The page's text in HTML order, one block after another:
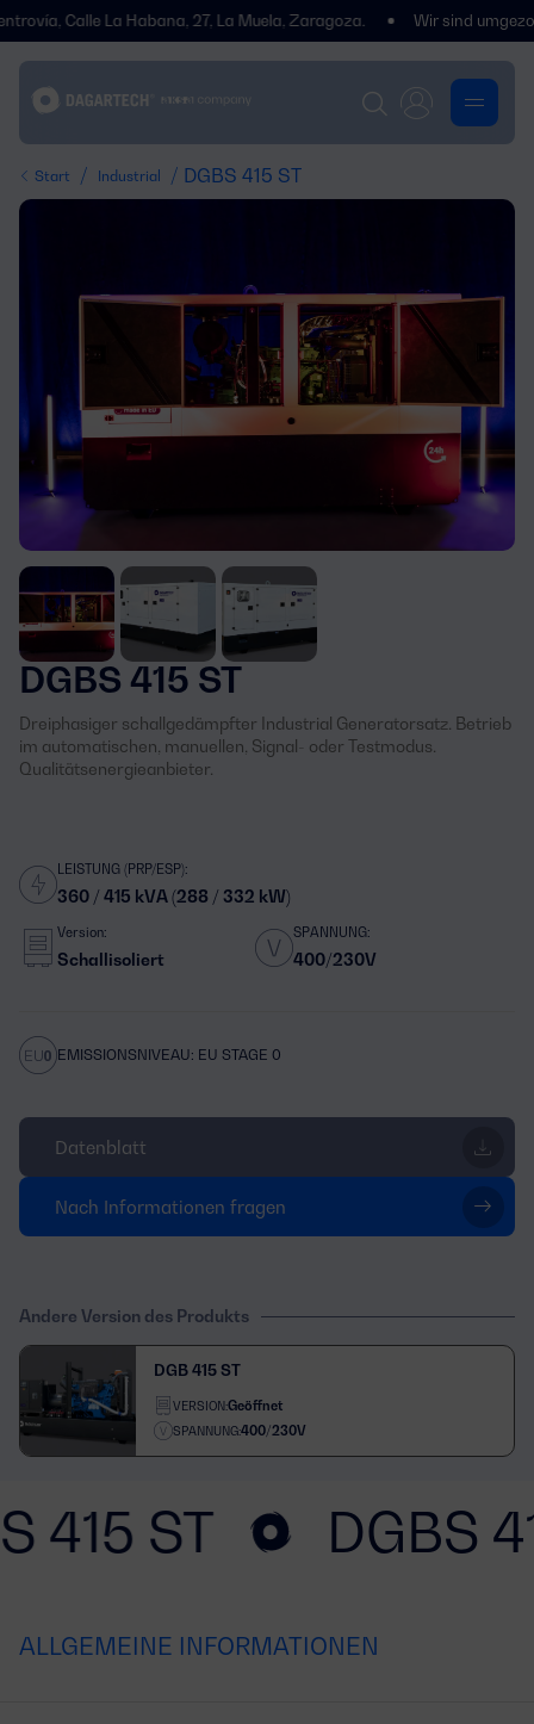
La Habana, 27, La Muela, Zaragoza. Wir sind umgezogen! Wir
Start / Industrial / DGBS 415 ST
DGBS 415 ST
Dreiphasiger schallgedämpfter Industrial Generatorsatz. Betrieb
im automatischen, manuellen, Signal- oder Testmodus.
Qualitätsenergieanbieter.
LEISTUNG (PRP/ESP):
360 / 415 kVA (288 / 332 kW)
Version:
Schallisoliert
SPANNUNG:
400/230V
EMISSIONSNIVEAU: EU STAGE 0
Datenblatt
Nach Informationen fragen
Andere Version des Produkts
DGB 415 ST
VERSION:Geöffnet
SPANNUNG:400/230V
415 ST DGBS
ALLGEMEINE INFORMATIONEN